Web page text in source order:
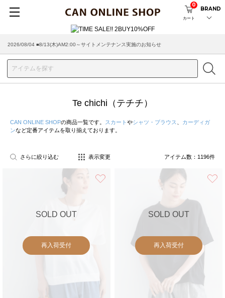
カート
0
BRAND
2026/08/04 ■8/13(木)AM2:00～サイトメンテナンス実施のお知らせ
2026/07/29 ■【お知らせ】ヤマト運輸の配送遅延・停止について
Te chichi（テチチ）
CAN ONLINE SHOPの商品一覧です。 スカート やシャツ・ブラウス
カーディガ
ンなど定番アイテムを取り揃えております。
さらに絞り込む 表示変更 アイテム数： 1196件
SOLD OUT
再入荷受付
SOLD OUT
再入荷受付